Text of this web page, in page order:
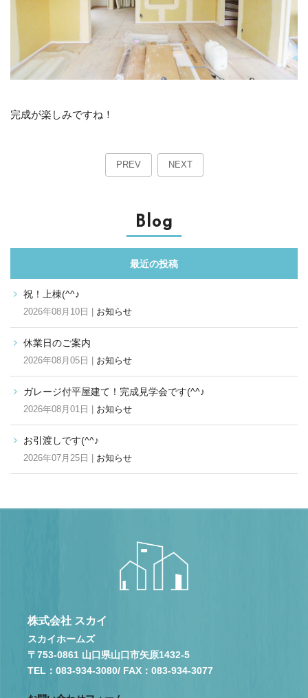
完成が楽しみですね！
PREV NEXT
Blog
最近の投稿
祝！上棟(^^♪
2026年08月10日 | お知らせ
休業日のご案内
2026年08月05日 | お知らせ
ガレージ付平屋建て！完成見学会です(^^♪
2026年08月01日 | お知らせ
お引渡しです(^^♪
2026年07月25日 | お知らせ
株式会社 スカイ
スカイホームズ
〒753-0861 山口県山口市矢原1432-5
TEL：083-934-3080/ FAX：083-934-3077